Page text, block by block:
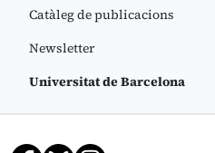
Catàleg de publicacions
Newsletter
Universitat de Barcelona